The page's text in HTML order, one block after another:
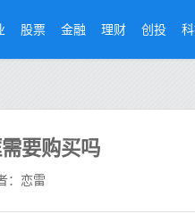
股票 金融 理财 创投
要购买吗
：恋雷